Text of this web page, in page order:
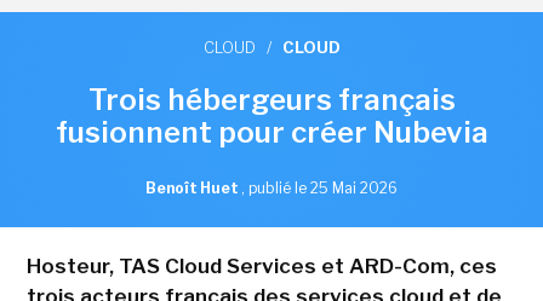
CLOUD / CLOUD
Trois hébergeurs français
fusionnent pour créer Nubevia
Benoît Huet , publié le 25 Mai 2026
Hosteur, TAS Cloud Services et ARD-Com, ces
trois acteurs français des services cloud et de